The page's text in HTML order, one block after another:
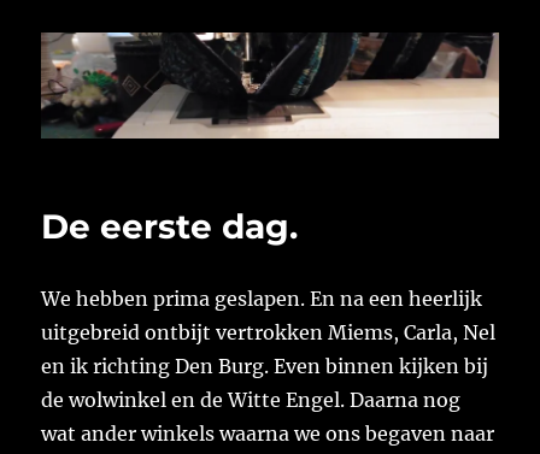
De eerste dag.
We hebben prima geslapen. En na een heerlijk
uitgebreid ontbijt vertrokken Miems, Carla, Nel
en ik richting Den Burg. Even binnen kijken bij
de wolwinkel en de Witte Engel. Daarna nog
wat ander winkels waarna we ons begaven naar